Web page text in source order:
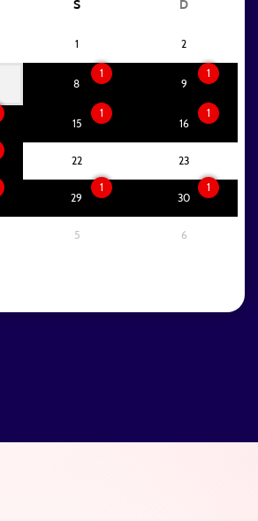
S D
1 2
8
1
9
1
15
1
16
1
22
23
29
1
30
1
5 6